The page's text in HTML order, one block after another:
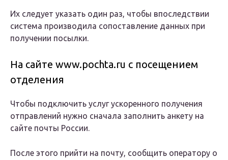
Их следует указать один раз, чтобы впоследствии
система производила сопоставление данных при
получении посылки.
На сайте www.pochta.ru с посещением
отделения
Чтобы подключить услуг ускоренного получения
отправлений нужно сначала заполнить анкету на
сайте почты России.
После этого прийти на почту, сообщить оператору о